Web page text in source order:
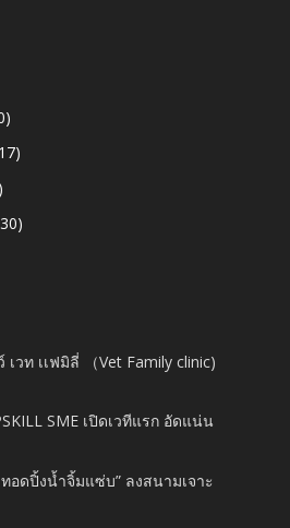
วท เเฟมิลี่ （Vet Family clinic)
SME เปิดเวทีแรก อัดแน่น
ทอดปิ้งน้ำจิ้มแซ่บ” ลงสนามเจาะ